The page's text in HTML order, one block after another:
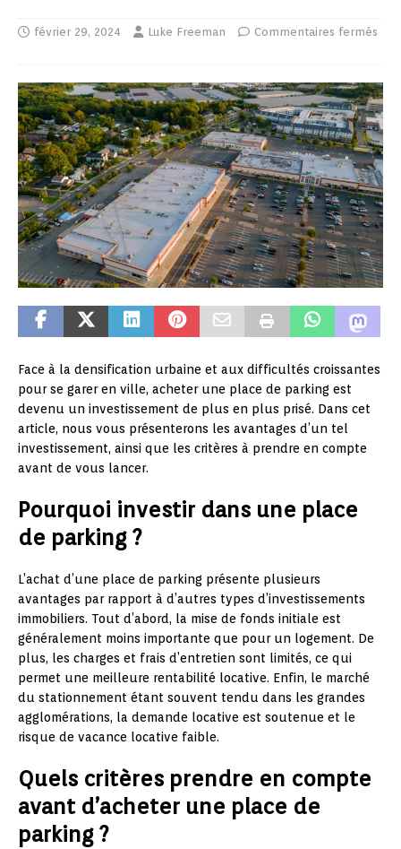
février 29, 2024 Luke Freeman Commentaires fermés
Face à la densification urbaine et aux difficultés croissantes
pour se garer en ville, acheter une place de parking est
devenu un investissement de plus en plus prisé. Dans cet
article, nous vous présenterons les avantages d’un tel
investissement, ainsi que les critères à prendre en compte
avant de vous lancer.
Pourquoi investir dans une place
de parking ?
L’achat d’une place de parking présente plusieurs
avantages par rapport à d’autres types d’investissements
immobiliers. Tout d’abord, la mise de fonds initiale est
généralement moins importante que pour un logement. De
plus, les charges et frais d’entretien sont limités, ce qui
permet une meilleure rentabilité locative. Enfin, le marché
du stationnement étant souvent tendu dans les grandes
agglomérations, la demande locative est soutenue et le
risque de vacance locative faible.
Quels critères prendre en compte
avant d’acheter une place de
parking ?